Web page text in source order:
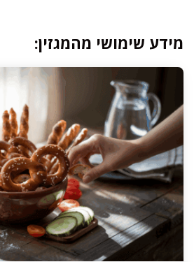
מידע שימושי מהמגזין: